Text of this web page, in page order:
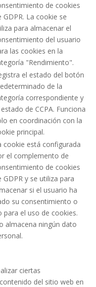
de cookies
GDPR. La cookie se
para almacenar el
del usuario
las cookies en la
"Rendimiento".
el estado del botón
de la
correspondiente y
de CCPA. Funciona
en coordinación con la
principal.
cookie está configurada
el complemento de
de cookies
GDPR y se utiliza para
si el usuario ha
su consentimiento o
para el uso de cookies.
almacena ningún dato
ciertas
del sitio web en